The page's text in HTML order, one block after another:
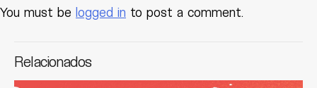
You must be logged in to post a comment.
Relacionados